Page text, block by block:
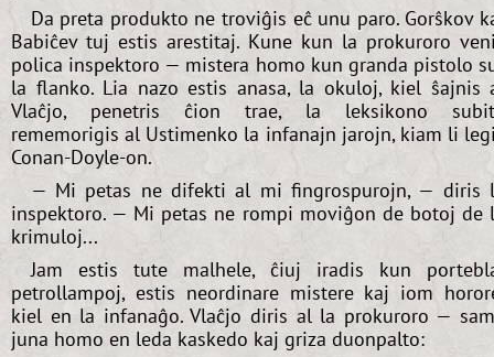
Da preta produkto ne troviĝis eĉ unu paro. Gorŝkov
Babiĉev tuj estis arestitaj. Kune kun la prokuroro
polica inspektoro — mistera homo kun granda pistolo
la flanko. Lia nazo estis anasa, la okuloj, kiel ŝajnis
Vlaĉjo, penetris ĉion trae, la leksikono
rememorigis al Ustimenko la infanajn jarojn, kiam li
Conan-Doyle-on.
— Mi petas ne difekti al mi fingrospurojn, — diris
inspektoro. — Mi petas ne rompi moviĝon de botoj de
krimuloj...
Jam estis tute malhele, ĉiuj iradis kun
petrollampoj, estis neordinare mistere kaj iom
kiel en la infanaĝo. Vlaĉjo diris al la prokuroro —
juna homo en leda kaskedo kaj griza duonpalto: